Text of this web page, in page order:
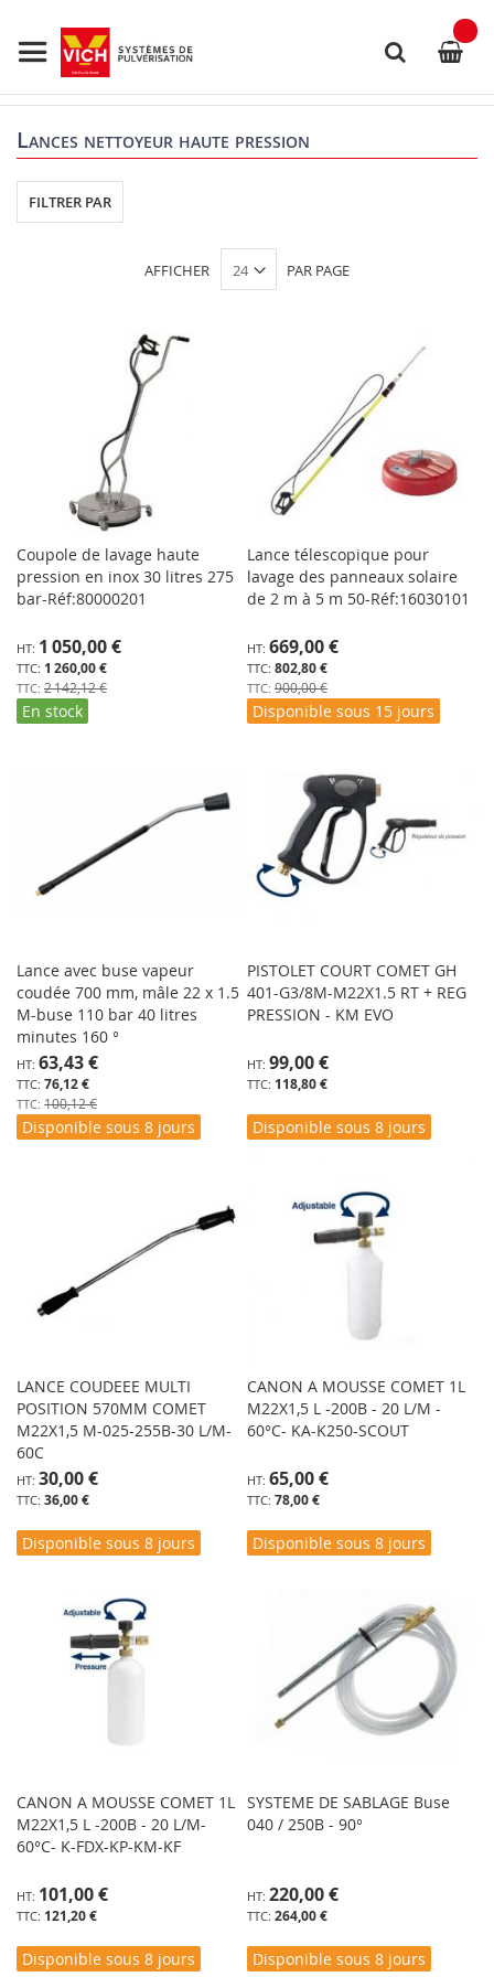
au
contenu
Rechercher
Lances nettoyeur haute pression
AFFICHER PAR PAGE
Coupole de lavage haute
pression en inox 30 litres 275
bar-Réf:80000201
Spécial1 260,00 €
1 050,00 €
2 142,12 €
En stock
Lance télescopique pour
lavage des panneaux solaire
de 2 m à 5 m 50-Réf:16030101
Spécial802,80 €
669,00 €
900,00 €
Disponible sous 15 jours
Lance avec buse vapeur
coudée 700 mm, mâle 22 x 1.5
M-buse 110 bar 40 litres
minutes 160 °
Spécial76,12 €
63,43 €
100,12 €
Disponible sous 8 jours
PISTOLET COURT COMET GH
401-G3/8M-M22X1.5 RT + REG
PRESSION - KM EVO
118,80 €
99,00 €
Disponible sous 8 jours
LANCE COUDEEE MULTI
POSITION 570MM COMET
M22X1,5 M-025-255B-30 L/M-
60C
36,00 €
30,00 €
Disponible sous 8 jours
CANON A MOUSSE COMET 1L
M22X1,5 L -200B - 20 L/M -
60°C- KA-K250-SCOUT
78,00 €
65,00 €
Disponible sous 8 jours
CANON A MOUSSE COMET 1L
M22X1,5 L -200B - 20 L/M-
60°C- K-FDX-KP-KM-KF
121,20 €
101,00 €
Disponible sous 8 jours
SYSTEME DE SABLAGE Buse
040 / 250B - 90°
264,00 €
220,00 €
Disponible sous 8 jours
FILTRER PAR